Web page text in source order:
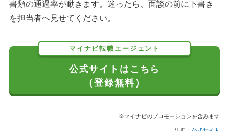
書類の通過率が動きます。迷ったら、面談の前に下書き
を担当者へ見せてください。
マイナビ転職エージェント
公式サイトはこちら
（登録無料）
※マイナビのプロモーションを含みます